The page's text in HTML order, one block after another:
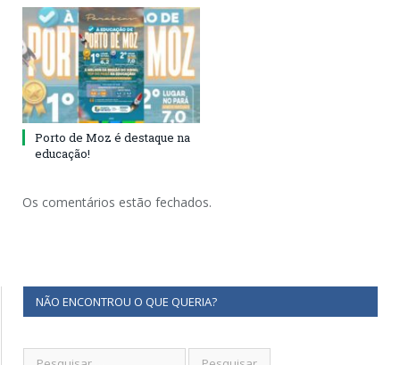
Porto de Moz é destaque na
educação!
Os comentários estão fechados.
NÃO ENCONTROU O QUE QUERIA?